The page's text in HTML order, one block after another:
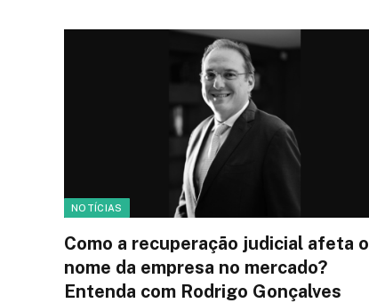
NOTÍCIAS
Como a recuperação judicial afeta o
nome da empresa no mercado?
Entenda com Rodrigo Gonçalves